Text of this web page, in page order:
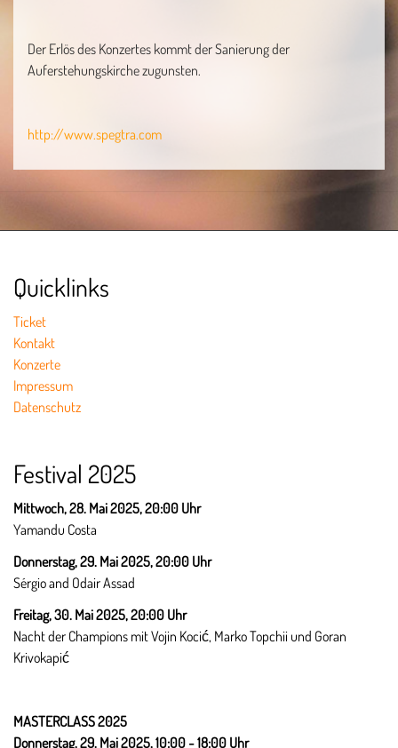
Der Erlös des Konzertes kommt der Sanierung der
Auferstehungskirche zugunsten.
http://www.spegtra.com
Quicklinks
Ticket
Kontakt
Konzerte
Impressum
Datenschutz
Festival 2025
Mittwoch, 28. Mai 2025, 20:00 Uhr
Yamandu Costa
Donnerstag, 29. Mai 2025,20:00 Uhr
Sérgio and Odair Assad
Freitag, 30. Mai 2025,20:00 Uhr
Nacht der Champions mit Vojin Kocić, Marko Topchii und Goran
Krivokapić
MASTERCLASS 2025
Donnerstag, 29. Mai 2025,10:00 - 18:00 Uhr